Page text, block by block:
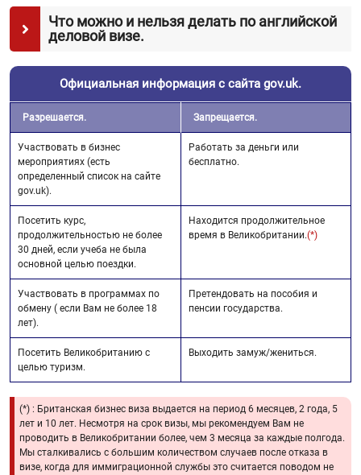
Что можно и нельзя делать по английской
деловой визе.
Официальная информация с сайта gov.uk.
Разрешается. Запрещается.
Участвовать в бизнес
мероприятиях (есть
определенный список на сайте
gov.uk).
Работать за деньги или
бесплатно.
Посетить курс,
продолжительностью не более
30 дней, если учеба не была
основной целью поездки.
Находится продолжительное
время в Великобритании.(*)
Участвовать в программах по
обмену ( если Вам не более 18
лет).
Претендовать на пособия и
пенсии государства.
Посетить Великобританию с
целью туризм.
Выходить замуж/жениться.
(*) : Британская бизнес виза выдается на период 6 месяцев, 2 года, 5
лет и 10 лет. Несмотря на срок визы, мы рекомендуем Вам не
проводить в Великобритании более, чем 3 месяца за каждые полгода.
Мы сталкивались с большим количеством случаев после отказа в
визе, когда для иммиграционной службы это считается поводом не